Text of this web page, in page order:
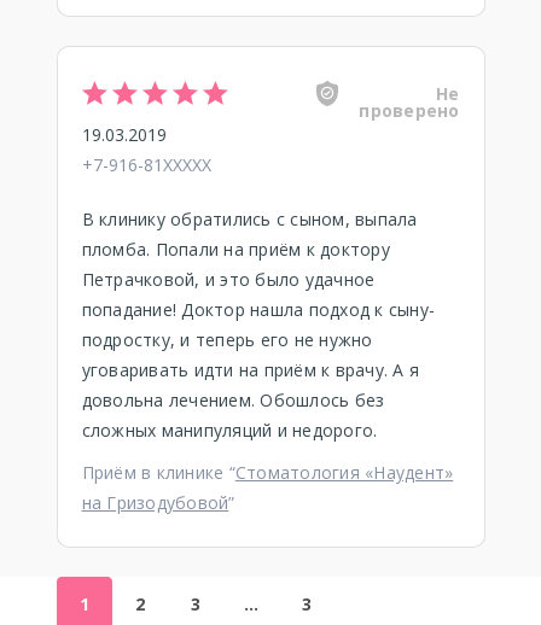
Не
проверено
19.03.2019
+7-916-81XXXXX
В клинику обратились с сыном, выпала
пломба. Попали на приём к доктору
Петрачковой, и это было удачное
попадание! Доктор нашла подход к сыну-
подростку, и теперь его не нужно
уговаривать идти на приём к врачу. А я
довольна лечением. Обошлось без
сложных манипуляций и недорого.
Приём в клинике “Стоматология «Наудент»
на Гризодубовой”
1 2 3 … 3